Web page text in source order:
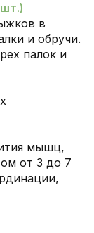
в
и обручи.
палок и
мышц,
от 3 до 7